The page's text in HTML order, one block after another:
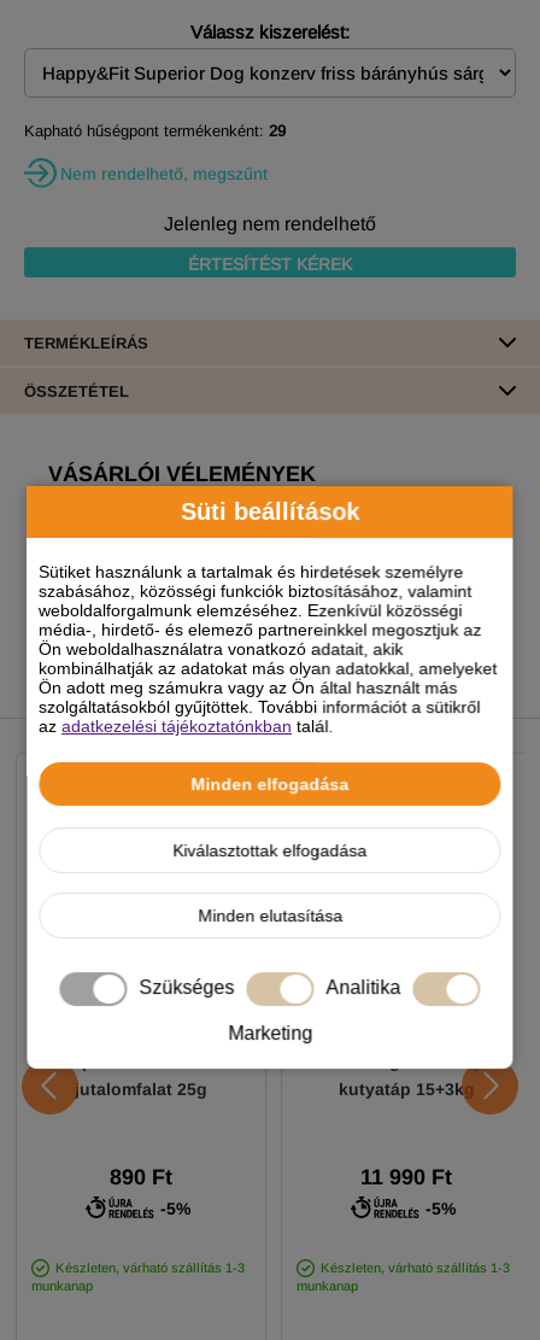
Süti beállítások
Sütiket használunk a tartalmak és hirdetések személyre
szabásához, közösségi funkciók biztosításához, valamint
weboldalforgalmunk elemzéséhez. Ezenkívül közösségi
média-, hirdető- és elemező partnereinkkel megosztjuk az
Ön weboldalhasználatra vonatkozó adatait, akik
kombinálhatják az adatokat más olyan adatokkal, amelyeket
Ön adott meg számukra vagy az Ön által használt más
szolgáltatásokból gyűjtöttek. További információt a sütikről
azadatkezelési tájékoztatónkban talál.
Minden elfogadása
Kiválasztottak elfogadása
Minden elutasítása
Szükséges Analitika
Marketing
Válassz kiszerelést:
Kapható hűségpont termékenként: 29
Nem rendelhető, megszűnt
Jelenleg nem rendelhető
ÉRTESÍTÉST KÉREK
TERMÉKLEÍRÁS
ÖSSZETÉTEL
VÁSÁRLÓI VÉLEMÉNYEK
Erről a termékről még nincs vélemény!
A termékhez akkor tudsz véleményt írni, ha
regisztrált és bejelentkezettfelhasználó vagy!
NEKED AJÁNLJUK
jutalomfalat 25g
890 Ft
-5%
Készleten, várható szállítás 1-3
munkanap
kutyatáp 15+3kg
11 990 Ft
-5%
Készleten, várható szállítás 1-3
munkanap